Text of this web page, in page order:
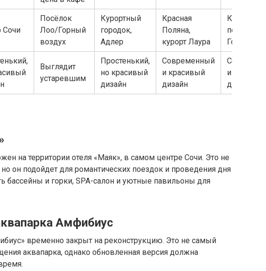
Сочи
Посёлок
Лоо/Горный
воздух
Курортный
городок,
Адлер
Красная
Поляна,
курорт Лаура
Красная
поляна,
Город
Выглядит
устаревшим
Простенький,
но красивый
дизайн
Современный
и красивый
дизайн
и красивый
дизайг
на территории отеля «Маяк», в самом центре Сочи. Это не
он подойдет для романтических поездок и проведения дня
бассейны и горки, SPA-салон и уютные павильоны для
Амфибиус
временно закрыт на реконструкцию. Это не самый
аквапарка, однако обновленная версия должна